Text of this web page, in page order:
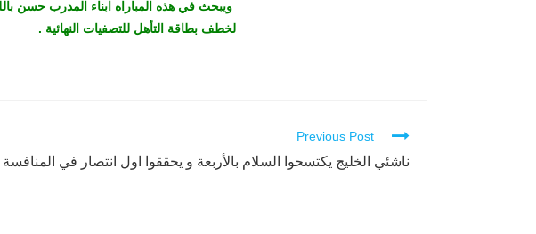
ويبحث في هذه المباراه ابناء المدرب حسن
لخطف بطاقة التأهل للتصفيات النهائية .
Continue
Reading
Previous Post
ناشئي الخليج يكتسحوا السلام بالأربعة و يحققوا اول انتصار في المنافسة